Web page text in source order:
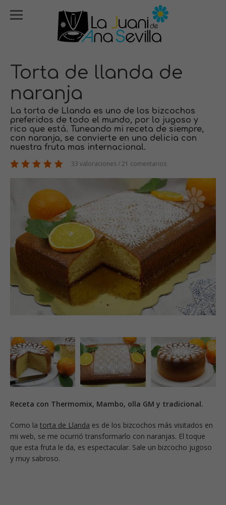
Torta de llanda de
naranja
La torta de Llanda es uno de los bizcochos
preferidos de todo el mundo, por lo jugoso y
rico que está. Tuneando mi receta de siempre,
con naranja, se convierte en una delicia con
nuestra fruta mas internacional.
33 valoraciones / 21 comentarios
Receta con Thermomix, Mambo, olla GM y tradicional.
Como la torta de Llanda es de los bizcochos más visitados en
mi web, se me ocurrió transformarlo con naranjas. El toque
que esta fruta le da, es espectacular. Sale un bizcocho jugoso
y muy sabroso.